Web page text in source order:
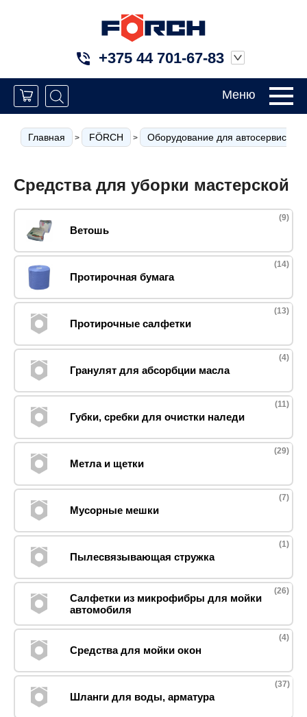
+375 44 701-67-83
Меню
Главная > FÖRCH > Оборудование для автосервиса
Средства для уборки мастерской
Ветошь
(9)
Протирочная бумага
(14)
Протирочные салфетки
(13)
Гранулят для абсорбции масла
(4)
Губки, сребки для очистки наледи
(11)
Метла и щетки
(29)
Мусорные мешки
(7)
Пылесвязывающая стружка
(1)
Салфетки из микрофибры для мойки
автомобиля
(26)
Средства для мойки окон
(4)
Шланги для воды, арматура
(37)